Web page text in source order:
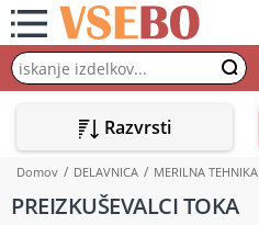
Razvrsti
Domov DELAVNICA MERILNA TEHNIKA
PREIZKUŠEVALCI TOKA